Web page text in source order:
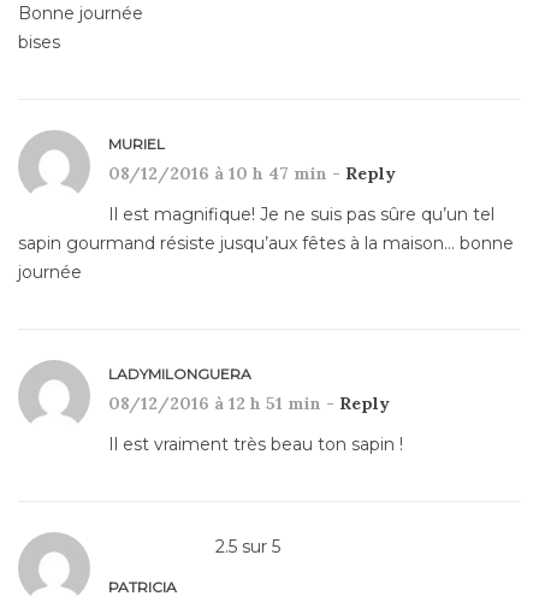
Bonne journée
bises
MURIEL
08/12/2016 à 10 h 47 min - Reply
Il est magnifique! Je ne suis pas sûre qu’un tel
sapin gourmand résiste jusqu’aux fêtes à la maison… bonne
journée
LADYMILONGUERA
08/12/2016 à 12 h 51 min - Reply
Il est vraiment très beau ton sapin !
2.5 sur 5
PATRICIA